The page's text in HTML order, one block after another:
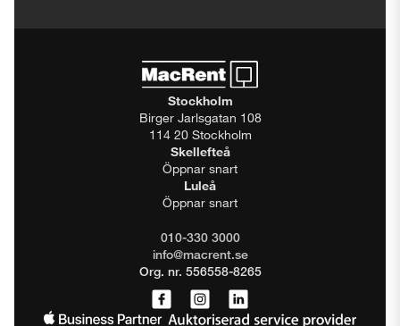
Stockholm
Birger Jarlsgatan 108
114 20 Stockholm
Skellefteå
Öppnar snart
Luleå
Öppnar snart
010-330 3000
info@macrent.se
Org. nr. 556558-8265